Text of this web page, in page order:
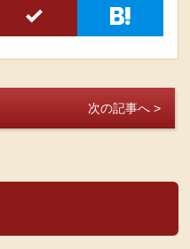
5 h
次の記事へ >